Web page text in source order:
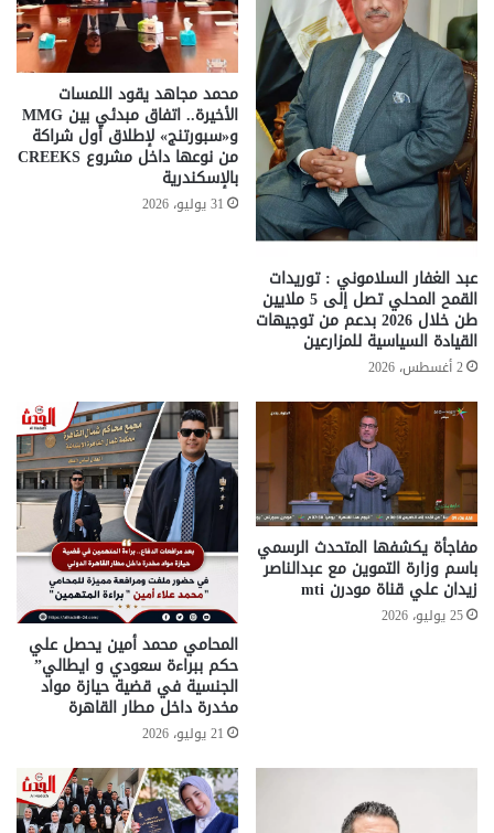
عبد الغفار السلاموني : توريدات
القمح المحلي تصل إلى 5 ملايين
طن خلال 2026 بدعم من توجيهات
القيادة السياسية للمزارعين
2 أغسطس، 2026
محمد مجاهد يقود اللمسات
الأخيرة.. اتفاق مبدئي بين MMG
و«سبورتنج» لإطلاق أول شراكة
من نوعها داخل مشروع CREEKS
بالإسكندرية
31 يوليو، 2026
مفاجأة يكشفها المتحدث الرسمي
باسم وزارة التموين مع عبدالناصر
زيدان علي قناة مودرن mti
25 يوليو، 2026
المحامي محمد أمين يحصل علي
حكم ببراءة سعودي و ايطالي”
الجنسية في قضية حيازة مواد
مخدرة داخل مطار القاهرة
21 يوليو، 2026